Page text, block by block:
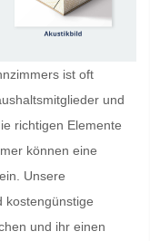
ist oft
und
richtigen Elemente
können eine
Unsere
kostengünstige
und ihr einen